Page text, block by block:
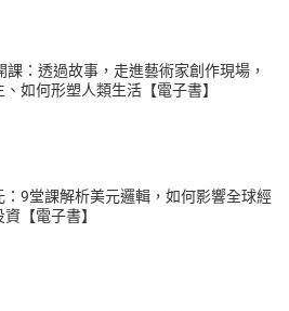
課：透過故事，走進藝術家創作現場，
如何形塑人類生活【電子書】
：9堂課解析美元邏輯，如何影響全球經
【電子書】